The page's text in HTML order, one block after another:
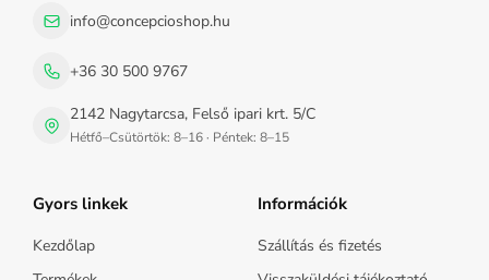
info@concepcioshop.hu
+36 30 500 9767
2142 Nagytarcsa, Felső ipari krt. 5/C
Hétfő–Csütörtök: 8–16 · Péntek: 8–15
Gyors linkek
Kezdőlap
Információk
Szállítás és fizetés